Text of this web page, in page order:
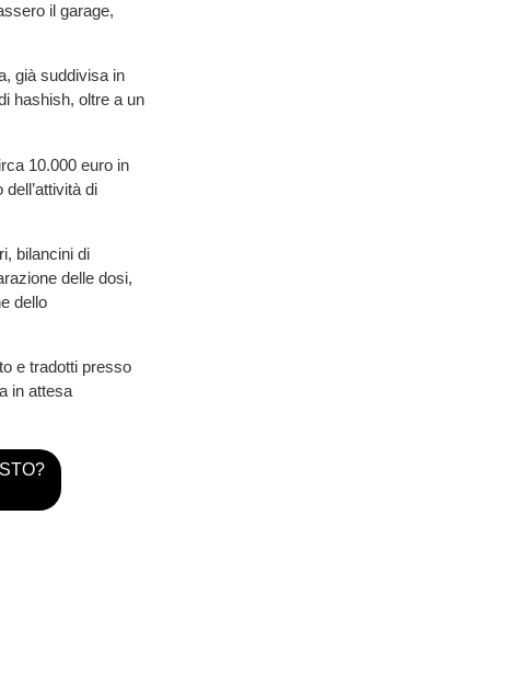
il garage,
già suddivisa in
hashish, oltre a un
10.000 euro in
di
bilancini di
delle dosi,
dello
e tradotti presso
in attesa